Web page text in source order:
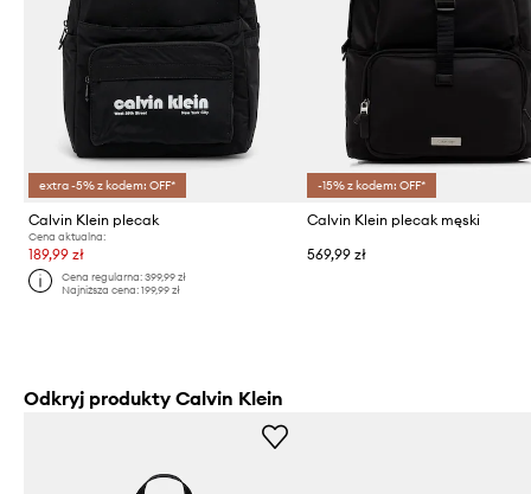
extra -5% z kodem: OFF*
Calvin Klein plecak
Cena aktualna:
189,99 zł
Cena regularna:399,99 zł
Najniższa cena:199,99 zł
-15% z kodem: OFF*
Calvin Klein plecak męski
569,99 zł
Odkryj produkty Calvin Klein